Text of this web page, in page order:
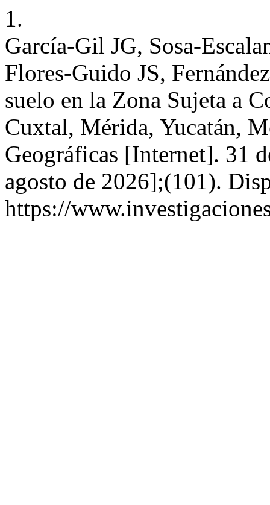
1.
García-Gil JG, Sosa-
Flores-Guido JS,
suelo en la Zona Sujeta a
Cuxtal, Mérida, Yucatán,
Geográficas [Internet]. 31
agosto de 2026];(101).
https://